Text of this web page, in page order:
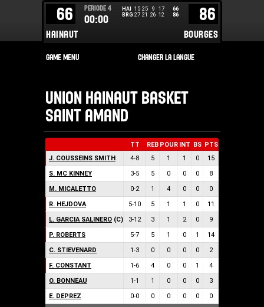
66
HAINAUT
86
BOURGES
PERIODE 4
00:00
HAI 15 25 9 17
66
BRG 27 21 26 12 86
UNION HAINAUT BASKET
SAINT AMAND
TT REB POUR INT BS PTS
J. COUSSEINS SMITH
4-8 5 1 1 0
15
S. MC KINNEY
3-5 5 0 0 0
8
M. MICALETTO
0-2 1 4 0 0
0
R. HEJDOVA
5-10 5 1 1 0
11
L. GARCIA SALINERO (C) 3-12 3 1 2 0
9
P. ROBERTS
5-7 5 1 0 1
14
C. STIEVENARD
1-3 0 0 0 0
2
F. CONSTANT
1-6 4 0 0 1
4
O. BONNEAU
1-1 1 0 0 0
3
E. DEPREZ
0-0 0 0 0 0
0